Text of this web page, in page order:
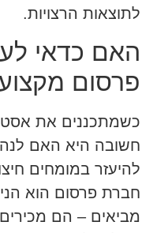
לתוצאות הרצויות.
האם כדאי
פרסום
כשמתכננים את
חשובה היא האם
להיעזר במומחים
חברת פרסום הוא
מביאים – הם